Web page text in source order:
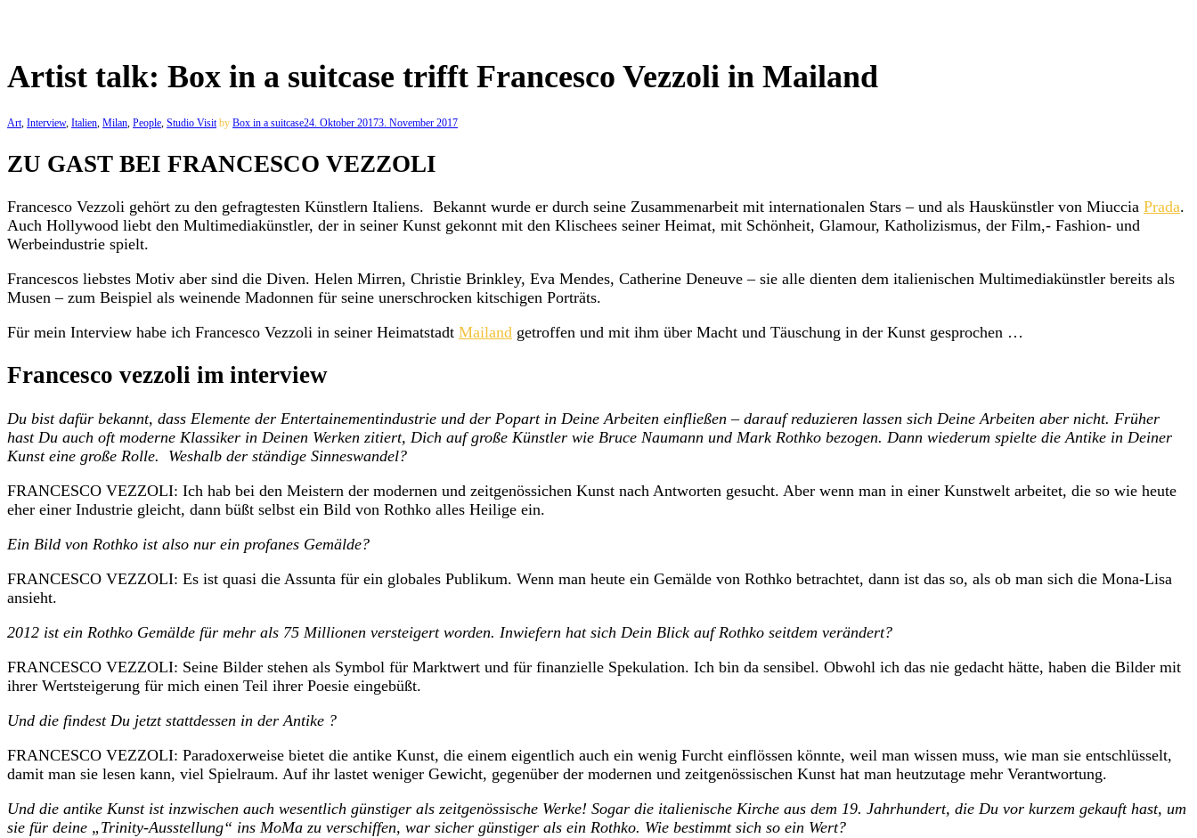
Artist talk: Box in a suitcase trifft Francesco Vezzoli in Mailand
Art, Interview, Italien, Milan, People, Studio Visit by Box in a suitcase24. Oktober 20173. November 2017
ZU GAST BEI FRANCESCO VEZZOLI
Francesco Vezzoli gehört zu den gefragtesten Künstlern Italiens. Bekannt wurde er durch seine Zusammenarbeit mit internationalen Stars – und als Hauskünstler von Miuccia Prada.
Auch Hollywood liebt den Multimediakünstler, der in seiner Kunst gekonnt mit den Klischees seiner Heimat, mit Schönheit, Glamour, Katholizismus, der Film,- Fashion- und
Werbeindustrie spielt.
Francescos liebstes Motiv aber sind die Diven. Helen Mirren, Christie Brinkley, Eva Mendes, Catherine Deneuve – sie alle dienten dem italienischen Multimediakünstler bereits als
Musen – zum Beispiel als weinende Madonnen für seine unerschrocken kitschigen Porträts.
Für mein Interview habe ich Francesco Vezzoli in seiner Heimatstadt Mailand getroffen und mit ihm über Macht und Täuschung in der Kunst gesprochen …
Francesco vezzoli im interview
Du bist dafür bekannt, dass Elemente der Entertainementindustrie und der Popart in Deine Arbeiten einfließen – darauf reduzieren lassen sich Deine Arbeiten aber nicht. Früher
hast Du auch oft moderne Klassiker in Deinen Werken zitiert, Dich auf große Künstler wie Bruce Naumann und Mark Rothko bezogen. Dann wiederum spielte die Antike in Deiner
Kunst eine große Rolle. Weshalb der ständige Sinneswandel?
FRANCESCO VEZZOLI: Ich hab bei den Meistern der modernen und zeitgenössichen Kunst nach Antworten gesucht. Aber wenn man in einer Kunstwelt arbeitet, die so wie heute
eher einer Industrie gleicht, dann büßt selbst ein Bild von Rothko alles Heilige ein.
Ein Bild von Rothko ist also nur ein profanes Gemälde?
FRANCESCO VEZZOLI: Es ist quasi die Assunta für ein globales Publikum. Wenn man heute ein Gemälde von Rothko betrachtet, dann ist das so, als ob man sich die Mona-Lisa
ansieht.
2012 ist ein Rothko Gemälde für mehr als 75 Millionen versteigert worden. Inwiefern hat sich Dein Blick auf Rothko seitdem verändert?
FRANCESCO VEZZOLI: Seine Bilder stehen als Symbol für Marktwert und für finanzielle Spekulation. Ich bin da sensibel. Obwohl ich das nie gedacht hätte, haben die Bilder mit
ihrer Wertsteigerung für mich einen Teil ihrer Poesie eingebüßt.
Und die findest Du jetzt stattdessen in der Antike ?
FRANCESCO VEZZOLI: Paradoxerweise bietet die antike Kunst, die einem eigentlich auch ein wenig Furcht einflössen könnte, weil man wissen muss, wie man sie entschlüsselt,
damit man sie lesen kann, viel Spielraum. Auf ihr lastet weniger Gewicht, gegenüber der modernen und zeitgenössischen Kunst hat man heutzutage mehr Verantwortung.
Und die antike Kunst ist inzwischen auch wesentlich günstiger als zeitgenössische Werke! Sogar die italienische Kirche aus dem 19. Jahrhundert, die Du vor kurzem gekauft hast, um
sie für deine „Trinity-Ausstellung“ ins MoMa zu verschiffen, war sicher günstiger als ein Rothko. Wie bestimmt sich so ein Wert?